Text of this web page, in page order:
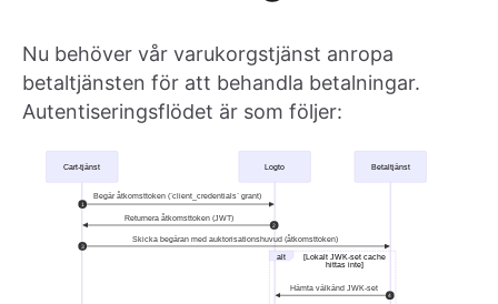
Nu behöver vår varukorgstjänst anropa
betaltjänsten för att behandla betalningar.
Autentiseringsflödet är som följer: